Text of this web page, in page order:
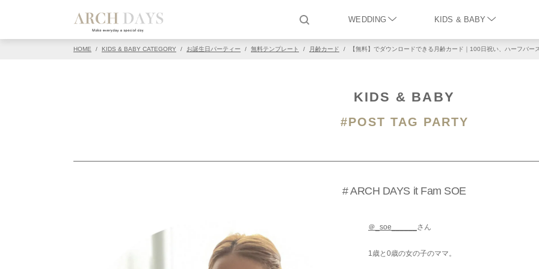
WEDDING KIDS & BABY
HOME / KIDS & BABY CATEGORY / お誕生日パーティー / 無料テンプレート / 月齢カード / 【無料】でダウンロードできる月齢カード｜100日祝い、ハーフバー
KIDS & BABY
#POST TAG PARTY
# ARCH DAYS it Fam SOE
＠_soe______ さん
1歳と0歳の女の子のママ。